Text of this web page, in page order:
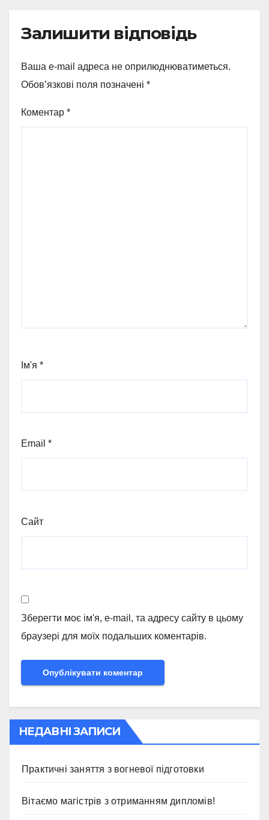
Залишити відповідь
Ваша e-mail адреса не оприлюднюватиметься.
Обов’язкові поля позначені *
Коментар *
Ім'я *
Email *
Сайт
Зберегти моє ім'я, e-mail, та адресу сайту в цьому
браузері для моїх подальших коментарів.
НЕДАВНІ ЗАПИСИ
Практичні заняття з вогневої підготовки
Вітаємо магістрів з отриманням дипломів!